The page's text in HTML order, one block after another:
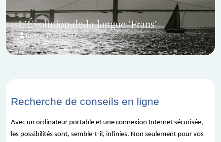
L’Évolution de la langue 'Frans'
Redactie|Nov 8, 2023
Recherche de conseils en ligne
Avec un ordinateur portable et une connexion Internet sécurisée,
les possibilités sont, semble-t-il, infinies. Non seulement pour vos